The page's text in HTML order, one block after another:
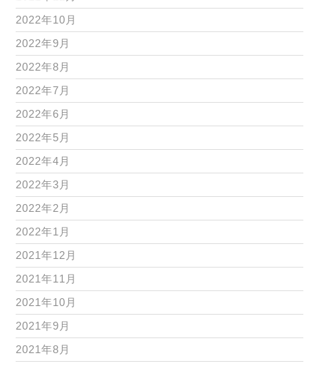
2022年10月
2022年9月
2022年8月
2022年7月
2022年6月
2022年5月
2022年4月
2022年3月
2022年2月
2022年1月
2021年12月
2021年11月
2021年10月
2021年9月
2021年8月